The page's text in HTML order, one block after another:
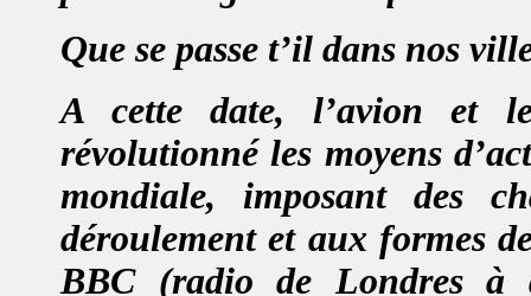
Que se passe t’il dans nos
A cette date, l’avion et
révolutionné les moyens
mondiale, imposant des
déroulement et aux formes
BBC (radio de Londres à